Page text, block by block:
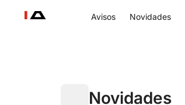
Avisos Novidades
Novidades